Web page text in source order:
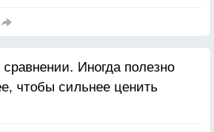
унесет на своих волнах
каждого из нас свое море.
Иногда полезно
чтобы сильнее ценить